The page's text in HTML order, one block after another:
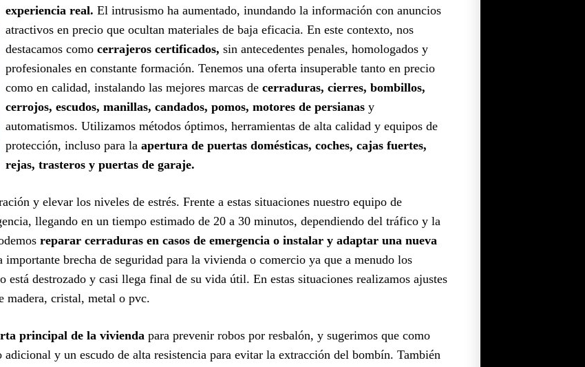
experiencia real. El intrusismo ha aumentado, inundando la información con anuncios
atractivos en precio que ocultan materiales de baja eficacia. En este contexto, nos
destacamos como cerrajeros certificados, sin antecedentes penales, homologados y
profesionales en constante formación. Tenemos una oferta insuperable tanto en precio
como en calidad, instalando las mejores marcas de cerraduras, cierres, bombillos,
cerrojos, escudos, manillas, candados, pomos, motores de persianas y
automatismos. Utilizamos métodos óptimos, herramientas de alta calidad y equipos de
protección, incluso para la apertura de puertas domésticas, coches, cajas fuertes,
rejas, trasteros y puertas de garaje.
y elevar los niveles de estrés. Frente a estas situaciones nuestro equipo de
llegando en un tiempo estimado de 20 a 30 minutos, dependiendo del tráfico y la
reparar cerraduras en casos de emergencia o instalar y adaptar una nueva
importante brecha de seguridad para la vivienda o comercio ya que a menudo los
está destrozado y casi llega final de su vida útil. En estas situaciones realizamos ajustes
madera, cristal, metal o pvc.
principal de la vivienda para prevenir robos por resbalón, y sugerimos que como
y un escudo de alta resistencia para evitar la extracción del bombín. También